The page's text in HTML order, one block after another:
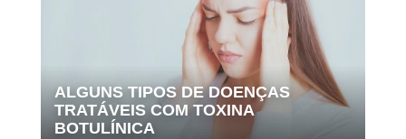
ALGUNS TIPOS DE DOENÇAS
TRATÁVEIS COM TOXINA
BOTULÍNICA